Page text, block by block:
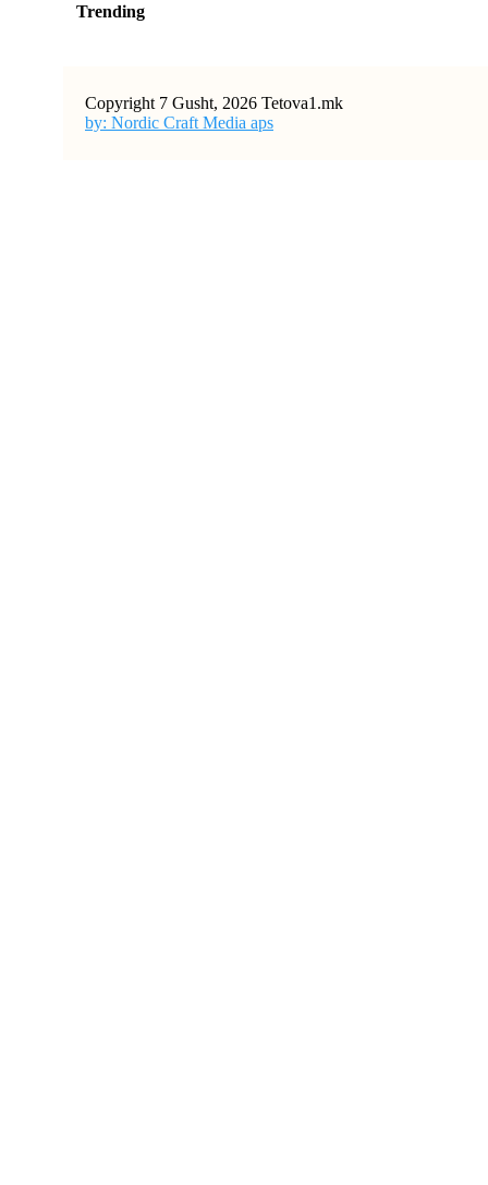
Trending
Copyright 7 Gusht, 2026 Tetova1.mk
by: Nordic Craft Media aps